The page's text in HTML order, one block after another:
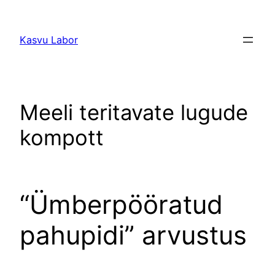
juurde
Kasvu Labor
Meeli teritavate lugude
kompott
“Ümberpööratud
pahupidi” arvustus